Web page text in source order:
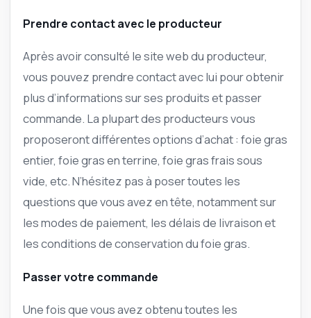
Prendre contact avec le producteur
Après avoir consulté le site web du producteur,
vous pouvez prendre contact avec lui pour obtenir
plus d’informations sur ses produits et passer
commande. La plupart des producteurs vous
proposeront différentes options d’achat : foie gras
entier, foie gras en terrine, foie gras frais sous
vide, etc. N’hésitez pas à poser toutes les
questions que vous avez en tête, notamment sur
les modes de paiement, les délais de livraison et
les conditions de conservation du foie gras.
Passer votre commande
Une fois que vous avez obtenu toutes les